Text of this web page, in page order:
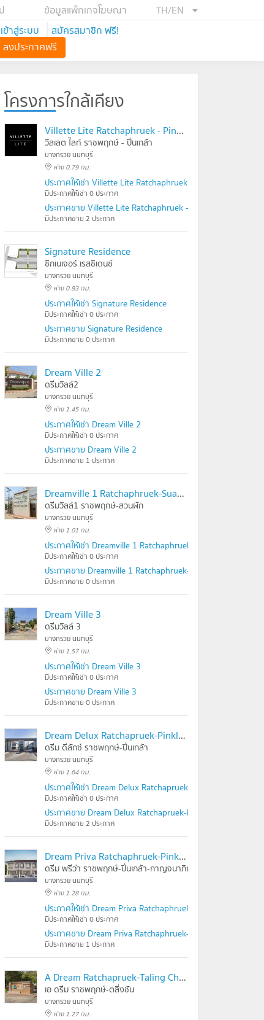
TH/EN
ข้อมูลแพ็กเกจโฆษณา
เข้าสู่ระบบ
สมัครสมาชิก ฟรี!
ลงประกาศฟรี
โครงการใกล้เคียง
Villette Lite Ratchaphruek - Pinklao
วิลเลต ไลท์ ราชพฤกษ์ - ปิ่นเกล้า
บางกรวย นนทบุรี
ห่าง 0.79 กม.
ประกาศให้เช่า Villette Lite Ratchaphruek - Pinklao
มีประกาศให้เช่า 0 ประกาศ
ประกาศขาย Villette Lite Ratchaphruek - Pinklao
มีประกาศขาย 2 ประกาศ
Signature Residence
ซิกเนเจอร์ เรสซิเดนซ์
บางกรวย นนทบุรี
ห่าง 0.83 กม.
ประกาศให้เช่า Signature Residence
มีประกาศให้เช่า 0 ประกาศ
ประกาศขาย Signature Residence
มีประกาศขาย 0 ประกาศ
Dream Ville 2
ดรีมวิลล์2
บางกรวย นนทบุรี
ห่าง 1.45 กม.
ประกาศให้เช่า Dream Ville 2
มีประกาศให้เช่า 0 ประกาศ
ประกาศขาย Dream Ville 2
มีประกาศขาย 1 ประกาศ
Dreamville 1 Ratchaphruek-Suan Phak
ดรีมวิลล์1 ราชพฤกษ์-สวนผัก
บางกรวย นนทบุรี
ห่าง 1.01 กม.
ประกาศให้เช่า Dreamville 1 Ratchaphruek-Suan Phak
มีประกาศให้เช่า 0 ประกาศ
ประกาศขาย Dreamville 1 Ratchaphruek-Suan Phak
มีประกาศขาย 0 ประกาศ
Dream Ville 3
ดรีมวิลล์ 3
บางกรวย นนทบุรี
ห่าง 1.57 กม.
ประกาศให้เช่า Dream Ville 3
มีประกาศให้เช่า 0 ประกาศ
ประกาศขาย Dream Ville 3
มีประกาศขาย 0 ประกาศ
Dream Delux Ratchapruek-Pinklao
ดรีม ดีลักซ์ ราชพฤกษ์-ปิ่นเกล้า
บางกรวย นนทบุรี
ห่าง 1.64 กม.
ประกาศให้เช่า Dream Delux Ratchapruek-Pinklao
มีประกาศให้เช่า 0 ประกาศ
ประกาศขาย Dream Delux Ratchapruek-Pinklao
มีประกาศขาย 2 ประกาศ
Dream Priva Ratchaphruek-Pinklao-Kanchanapisek
ดรีม พรีว่า ราชพฤกษ์-ปิ่นเกล้า-กาญจนาภิเษก
บางกรวย นนทบุรี
ห่าง 1.28 กม.
ประกาศให้เช่า Dream Priva Ratchaphruek-Pinklao-
มีประกาศให้เช่า 0 ประกาศ
ประกาศขาย Dream Priva Ratchaphruek-Pinklao-
มีประกาศขาย 1 ประกาศ
A Dream Ratchapruek-Taling Chan
เอ ดรีม ราชพฤกษ์-ตลิ่งชัน
บางกรวย นนทบุรี
ห่าง 1.27 กม.